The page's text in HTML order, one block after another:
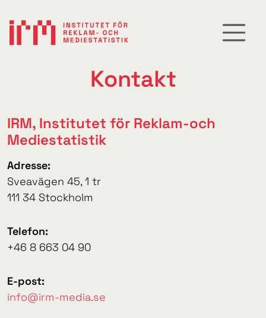
Kontakt
IRM, Institutet för Reklam-och
Mediestatistik
Adresse:
Sveavägen 45, 1 tr
111 34 Stockholm
Telefon:
+46 8 663 04 90
E-post:
info@irm-media.se